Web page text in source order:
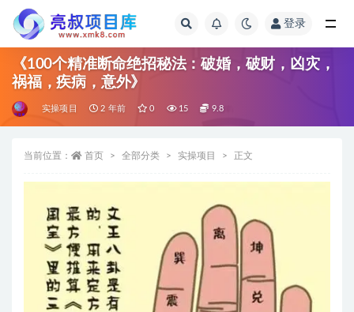
登录
《100个精准断命绝招秘法：破婚，破财，凶灾，
祸福，疾病，意外》
实操项目 2 年前 0 15 9.8
当前位置： 首页 全部分类 实操项目 正文